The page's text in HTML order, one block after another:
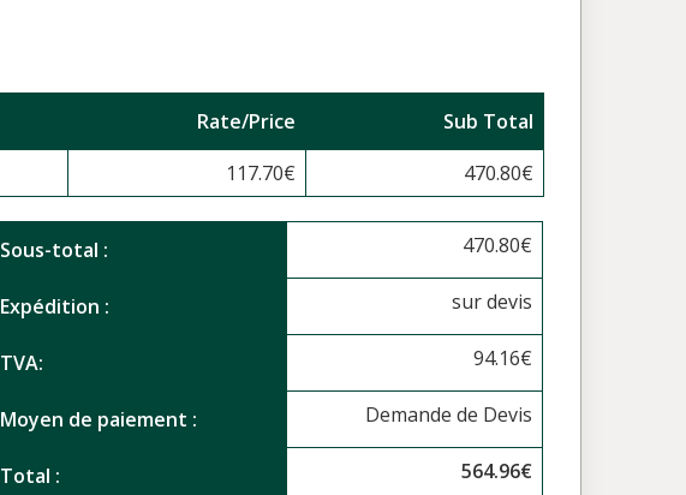
Rate/Price
Sub Total
117.70€ 470.80€
Sous-total : 470.80€
Expédition : sur devis
TVA: 94.16€
Moyen de paiement : Demande de Devis
Total : 564.96€